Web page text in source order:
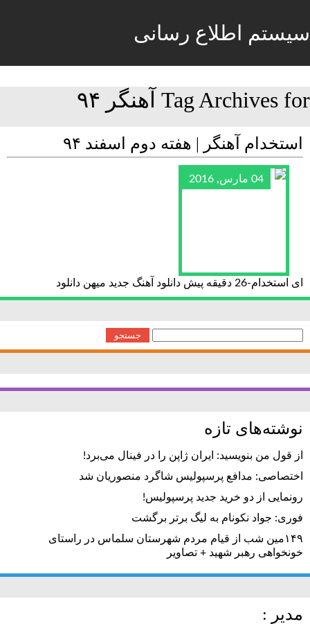
سیستم اطلاع رسانی
Tag Archives for آهنگر ۹۴
استخدام آهنگر | هفته دوم اسفند ۹۴
04 مارس, 2016
ای استخدام-26 دقیقه پیش دانلود آهنگ جدید میهن دانلود
برای:
نوشته‌های تازه
از قول من بنویسید: ایران ژاپن را در فینال می‌برد!
اختصاصی: مدافع پرسپولیس شاگرد منصوریان شد
رونمایی از دو خرید جدید پرسپولیس!
فوری: جواد نکونام به لیگ برتر برگشت
۱۴۹مین شب از قیام مردم شهرستان سلماس در راستای
خونخواهی رهبر شهید + تصاویر
مدیر :